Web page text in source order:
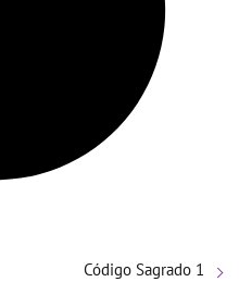
Código Sagrado 1